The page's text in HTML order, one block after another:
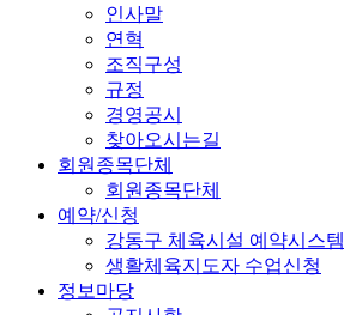
인사말
연혁
조직구성
규정
경영공시
찾아오시는길
회원종목단체
회원종목단체
예약/신청
강동구 체육시설 예약시스템
생활체육지도자 수업신청
정보마당